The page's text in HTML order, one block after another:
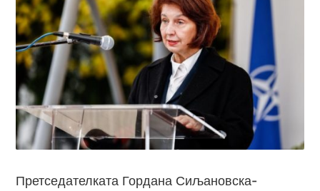
Претседателката Гордана Сиљановска-